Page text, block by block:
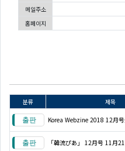
메일주소
홈페이지
분류 제목
Korea Webzine 2018 12月
「韓流ぴあ」 12月号 11月